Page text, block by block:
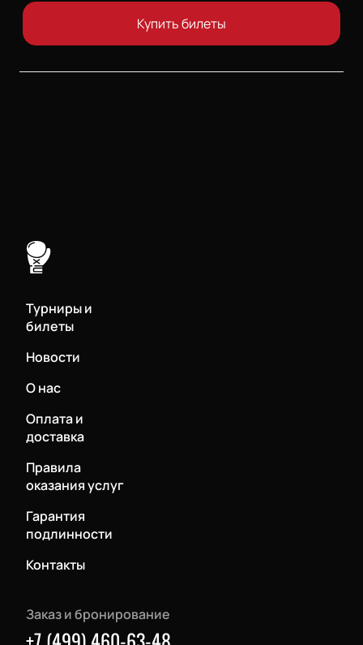
Купить билеты
Турниры и
билеты
Новости
О нас
Оплата и
доставка
Правила
оказания услуг
Гарантия
подлинности
Контакты
Заказ и бронирование